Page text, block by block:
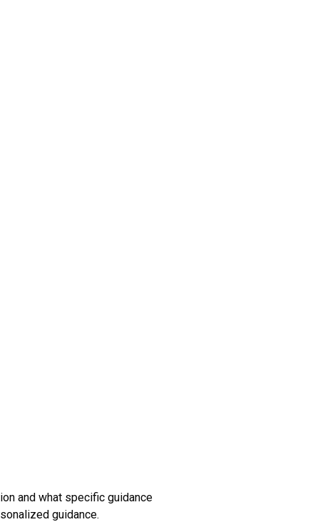
and what specific guidance
guidance.